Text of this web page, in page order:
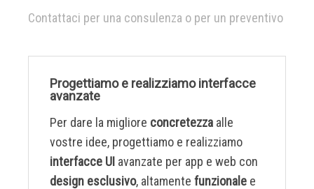
Contattaci per una consulenza o per un preventivo
Progettiamo e realizziamo interfacce
avanzate
Per dare la migliore concretezza alle
vostre idee, progettiamo e realizziamo
interfacce UI avanzate per app e web con
design esclusivo, altamente funzionale e